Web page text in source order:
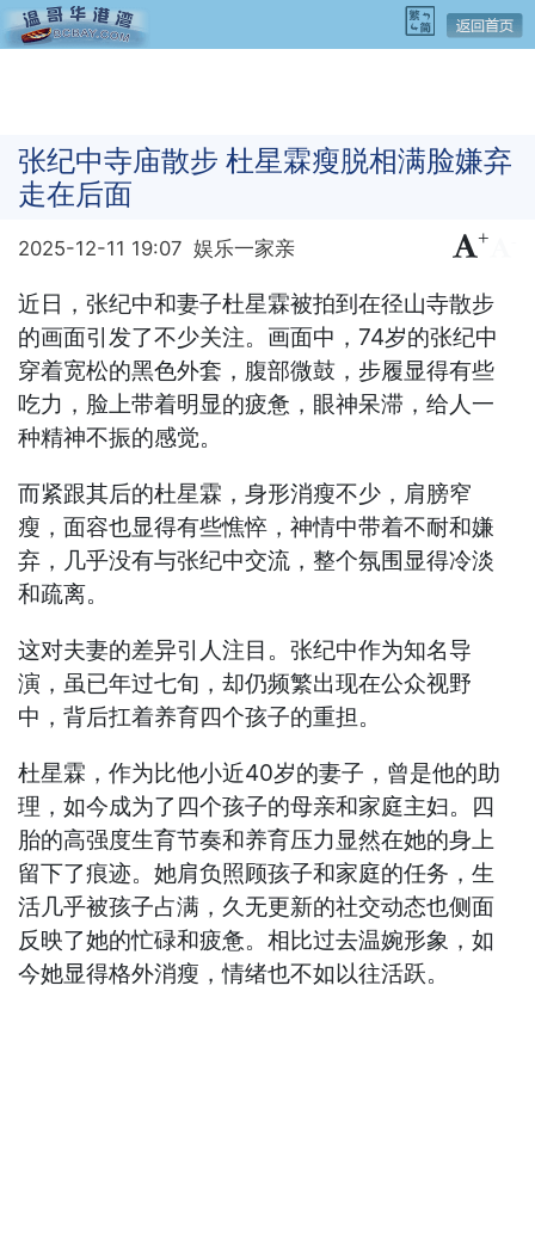
张纪中寺庙散步 杜星霖瘦脱相满脸嫌弃
走在后面
2025-12-11 19:07 娱乐一家亲 +
近日，张纪中和妻子杜星霖被拍到在径山寺散步
的画面引发了不少关注。画面中，74岁的张纪中
穿着宽松的黑色外套，腹部微鼓，步履显得有些
吃力，脸上带着明显的疲惫，眼神呆滞，给人一
种精神不振的感觉。
而紧跟其后的杜星霖，身形消瘦不少，肩膀窄
瘦，面容也显得有些憔悴，神情中带着不耐和嫌
弃，几乎没有与张纪中交流，整个氛围显得冷淡
和疏离。
这对夫妻的差异引人注目。张纪中作为知名导
演，虽已年过七旬，却仍频繁出现在公众视野
中，背后扛着养育四个孩子的重担。
杜星霖，作为比他小近40岁的妻子，曾是他的助
理，如今成为了四个孩子的母亲和家庭主妇。四
胎的高强度生育节奏和养育压力显然在她的身上
留下了痕迹。她肩负照顾孩子和家庭的任务，生
活几乎被孩子占满，久无更新的社交动态也侧面
反映了她的忙碌和疲惫。相比过去温婉形象，如
今她显得格外消瘦，情绪也不如以往活跃。